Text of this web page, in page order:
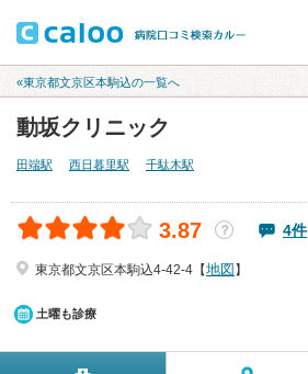
«東京都文京区本駒込の一覧へ
動坂クリニック
田端駅 西日暮里駅 千駄木駅
3.87 ？ 4件
東京都文京区本駒込4-42-4【地図 】
土曜も診療